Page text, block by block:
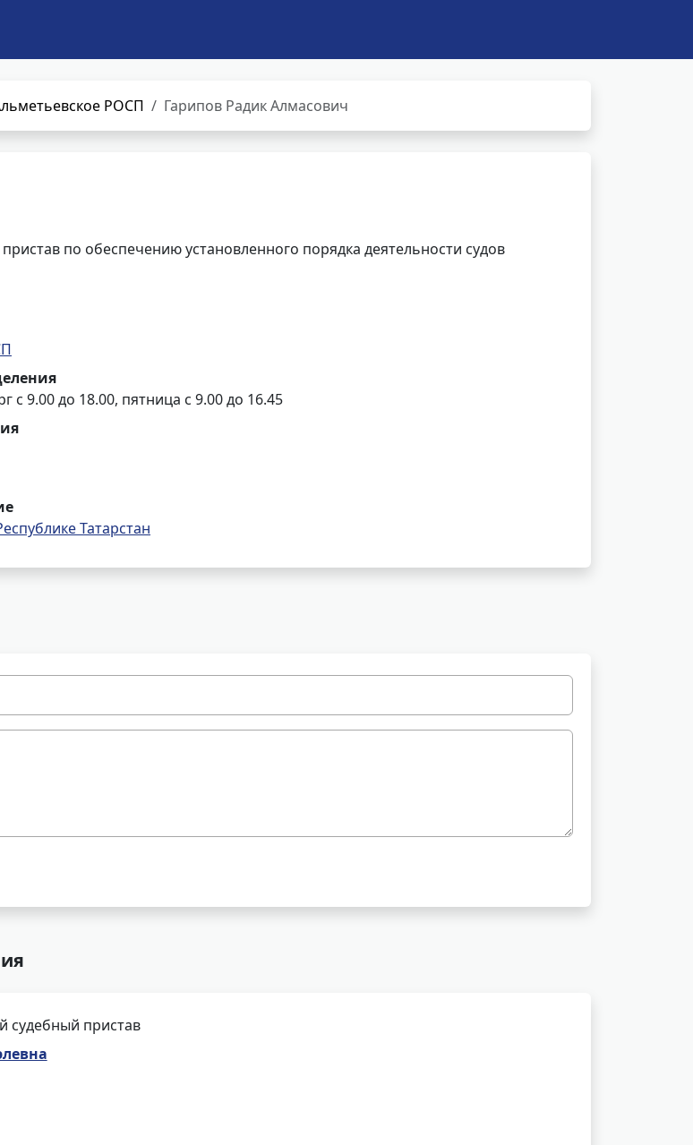
РОСП Гарипов Радик Алмасович
по обеспечению установленного порядка деятельности судов
с 9.00 до 18.00, пятница с 9.00 до 16.45
Татарстан
судебный пристав